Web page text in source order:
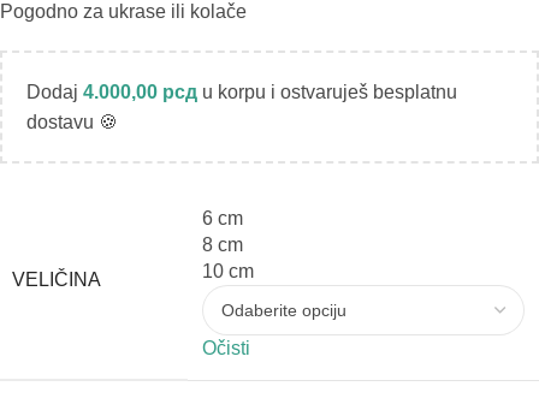
Pogodno za ukrase ili kolače
Dodaj 4.000,00 рсд u korpu i ostvaruješ besplatnu
dostavu 🍪
VELIČINA
6 cm
8 cm
10 cm
Očisti